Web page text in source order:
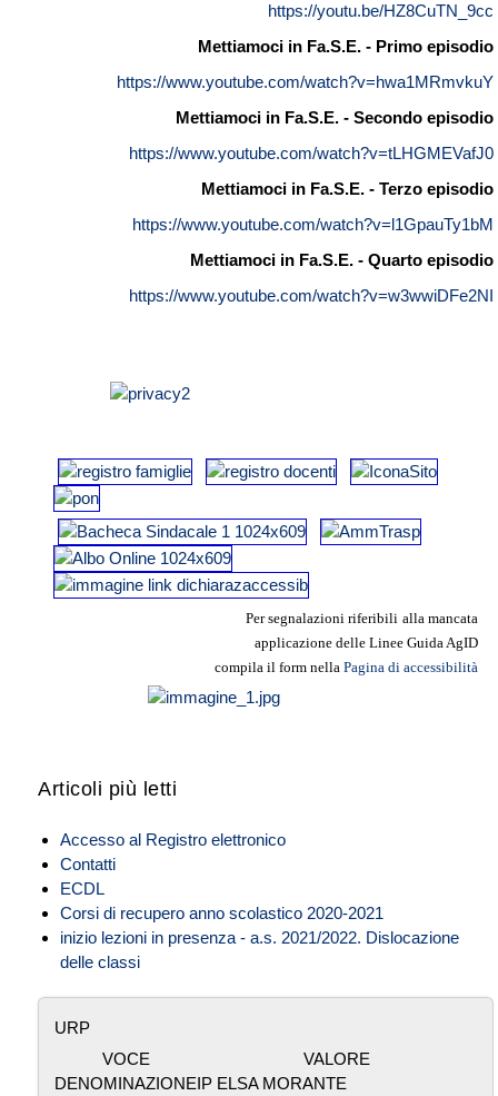
https://youtu.be/HZ8CuTN_9cc
Mettiamoci in Fa.S.E. - Primo episodio
https://www.youtube.com/watch?v=hwa1MRmvkuY
Mettiamoci in Fa.S.E. - Secondo episodio
https://www.youtube.com/watch?v=tLHGMEVafJ0
Mettiamoci in Fa.S.E. - Terzo episodio
https://www.youtube.com/watch?v=l1GpauTy1bM
Mettiamoci in Fa.S.E. - Quarto episodio
https://www.youtube.com/watch?v=w3wwiDFe2NI
Per segnalazioni riferibili alla mancata
applicazione delle Linee Guida AgID
compila il form nella Pagina di accessibilità
Articoli più letti
Accesso al Registro elettronico
Contatti
ECDL
Corsi di recupero anno scolastico 2020-2021
inizio lezioni in presenza - a.s. 2021/2022. Dislocazione
delle classi
URP
VOCE
VALORE
DENOMINAZIONEIP ELSA MORANTE